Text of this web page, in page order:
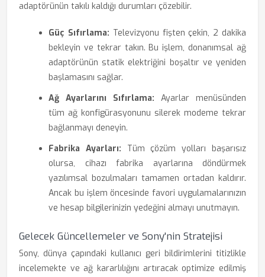
adaptörünün takılı kaldığı durumları çözebilir.
Güç Sıfırlama: Televizyonu fişten çekin, 2 dakika
bekleyin ve tekrar takın. Bu işlem, donanımsal ağ
adaptörünün statik elektriğini boşaltır ve yeniden
başlamasını sağlar.
Ağ Ayarlarını Sıfırlama: Ayarlar menüsünden
tüm ağ konfigürasyonunu silerek modeme tekrar
bağlanmayı deneyin.
Fabrika Ayarları: Tüm çözüm yolları başarısız
olursa, cihazı fabrika ayarlarına döndürmek
yazılımsal bozulmaları tamamen ortadan kaldırır.
Ancak bu işlem öncesinde favori uygulamalarınızın
ve hesap bilgilerinizin yedeğini almayı unutmayın.
Gelecek Güncellemeler ve Sony'nin Stratejisi
Sony, dünya çapındaki kullanıcı geri bildirimlerini titizlikle
incelemekte ve ağ kararlılığını artıracak optimize edilmiş